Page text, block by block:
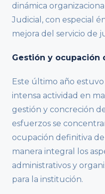
dinámica
Judicial, con especial
mejora del servicio de
Gestión y ocupación
Este último año
intensa actividad en
gestión y concreción
esfuerzos se
ocupación definitiva
manera integral los
administrativos y
para la institución.